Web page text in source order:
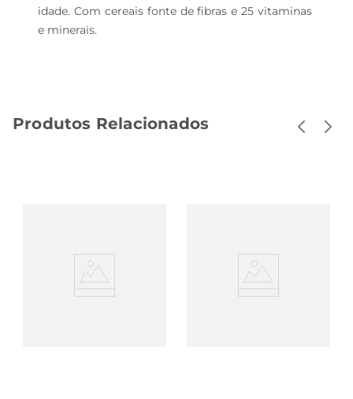
idade. Com cereais fonte de fibras e 25 vitaminas
e minerais.
Produtos Relacionados